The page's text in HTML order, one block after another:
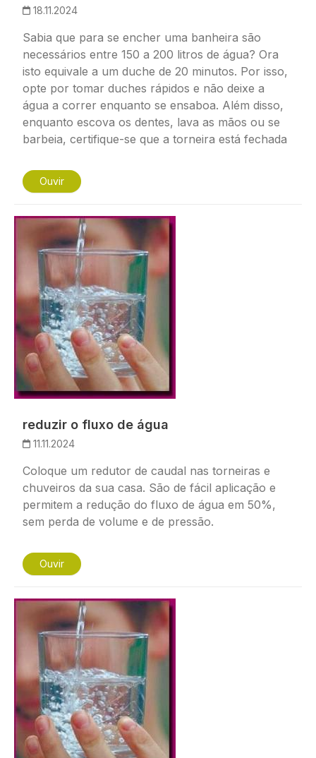
18.11.2024
Sabia que para se encher uma banheira são
necessários entre 150 a 200 litros de água? Ora
isto equivale a um duche de 20 minutos. Por isso,
opte por tomar duches rápidos e não deixe a
água a correr enquanto se ensaboa. Além disso,
enquanto escova os dentes, lava as mãos ou se
barbeia, certifique-se que a torneira está fechada
Ouvir
Imagem
reduzir o fluxo de água
11.11.2024
Coloque um redutor de caudal nas torneiras e
chuveiros da sua casa. São de fácil aplicação e
permitem a redução do fluxo de água em 50%,
sem perda de volume e de pressão.
Ouvir
Imagem